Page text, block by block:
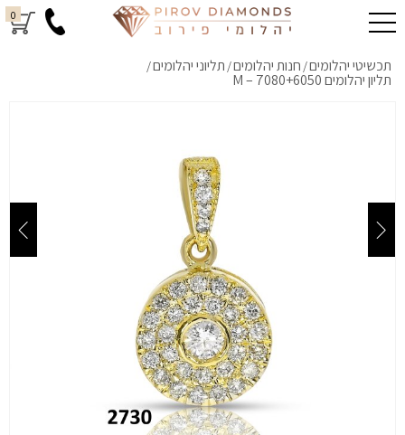
0
תכשיטי יהלומים/ חנות יהלומים/ תליוני יהלומים/
תליון יהלומים M – 7080+6050